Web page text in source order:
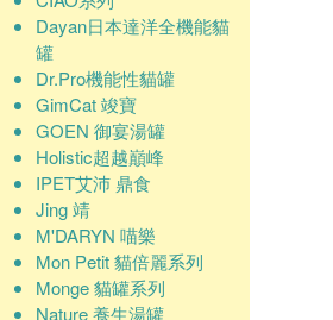
Dayan日本達洋全機能貓
罐
Dr.Pro機能性貓罐
GimCat 竣寶
GOEN 御宴湯罐
Holistic超越巔峰
IPET艾沛 鼎食
Jing 靖
M'DARYN 喵樂
Mon Petit 貓倍麗系列
Monge 貓罐系列
Nature 養生湯罐